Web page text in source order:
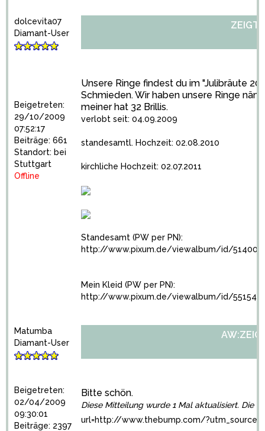
dolcevita07
Diamant-User
Beigetreten:
29/10/2009
07:52:17
Beiträge: 661
Standort: bei
Stuttgart
Offline
ZEIGT
Unsere Ringe findest du im "Julibräute
Schmieden. Wir haben unsere Ringe
meiner hat 32 Brillis.
verlobt seit: 04.09.2009
standesamtl. Hochzeit: 02.08.2010
kirchliche Hochzeit: 02.07.2011
Standesamt (PW per PN):
http://www.pixum.de/viewalbum/id/
Mein Kleid (PW per PN):
http://www.pixum.de/viewalbum/id/
Matumba
Diamant-User
Beigetreten:
02/04/2009
09:30:01
Beiträge: 2397
Bitte schön.
Diese Mitteilung wurde 1 Mal aktualisiert. Die
url=http://www.thebump.com/